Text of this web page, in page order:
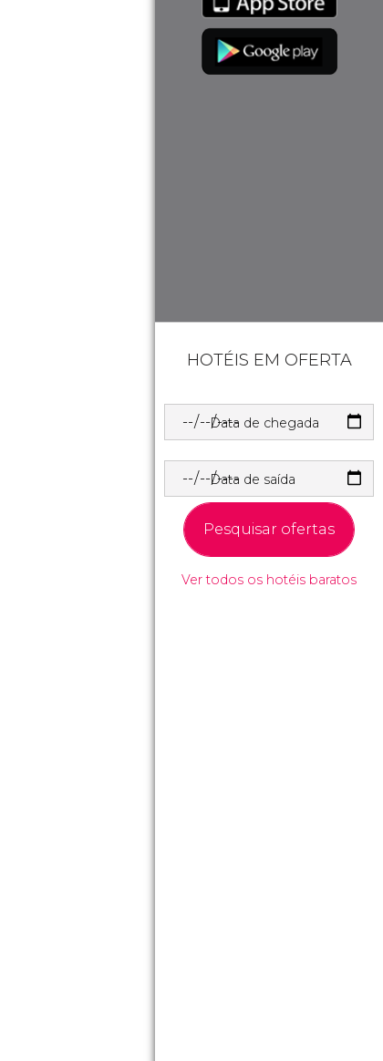
HOTÉIS EM OFERTA
Data de chegada
Data de saída
Pesquisar ofertas
Ver todos os hotéis baratos